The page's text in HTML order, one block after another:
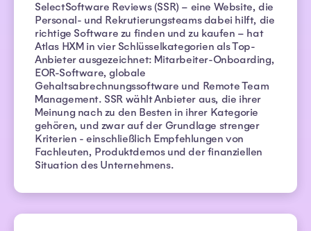
SelectSoftware Reviews (SSR) – eine Website, die
Personal- und Rekrutierungsteams dabei hilft, die
richtige Software zu finden und zu kaufen – hat
Atlas HXM in vier Schlüsselkategorien als Top-
Anbieter ausgezeichnet: Mitarbeiter-Onboarding,
EOR-Software, globale
Gehaltsabrechnungssoftware und Remote Team
Management. SSR wählt Anbieter aus, die ihrer
Meinung nach zu den Besten in ihrer Kategorie
gehören, und zwar auf der Grundlage strenger
Kriterien - einschließlich Empfehlungen von
Fachleuten, Produktdemos und der finanziellen
Situation des Unternehmens.